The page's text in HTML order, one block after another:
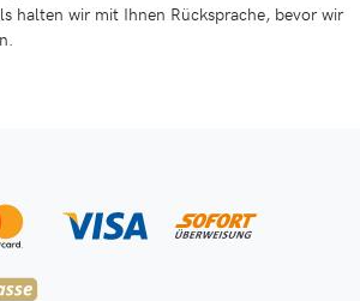
halten wir mit Ihnen Rücksprache, bevor wir